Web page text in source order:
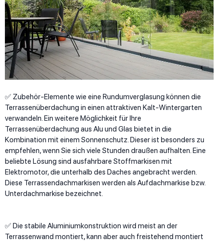
✅ Zubehör-Elemente wie eine Rundumverglasung können die
Terrassenüberdachung in einen attraktiven Kalt-Wintergarten
verwandeln. Ein weitere Möglichkeit für Ihre
Terrassenüberdachung aus Alu und Glas bietet in die
Kombination mit einem Sonnenschutz. Dieser ist besonders zu
empfehlen, wenn Sie sich viele Stunden draußen aufhalten. Eine
beliebte Lösung sind ausfahrbare Stoffmarkisen mit
Elektromotor, die unterhalb des Daches angebracht werden.
Diese Terrassendachmarkisen werden als Aufdachmarkise bzw.
Unterdachmarkise bezeichnet.
✅ Die stabile Aluminiumkonstruktion wird meist an der
Terrassenwand montiert, kann aber auch freistehend montiert